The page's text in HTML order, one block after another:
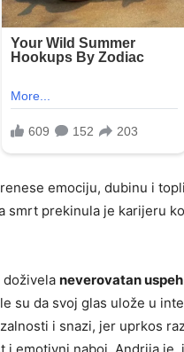
emociju, dubinu i
smrt prekinula je karijeru
doživela neverovatan
su da svoj glas ulože u
i snazi, jer uprkos